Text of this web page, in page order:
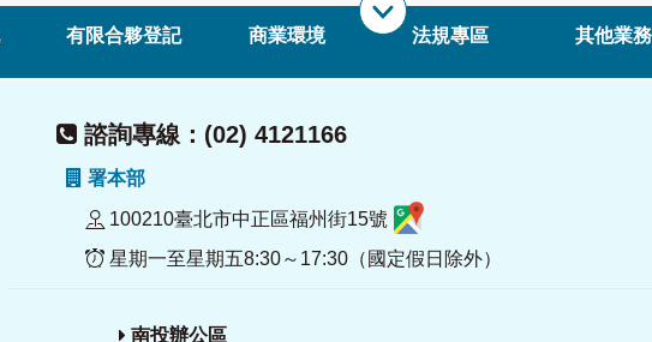
有限合夥登記 商業環境 法規專區 其他業務
諮詢專線：(02) 4121166
署本部
100210臺北市中正區福州街15號
星期一至星期五8:30～17:30（國定假日除外）
南投辦公區